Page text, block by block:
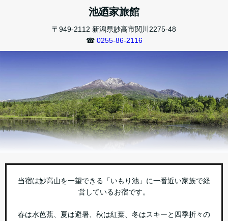
池廼家旅館
〒949-2112 新潟県妙高市関川2275-48
☎︎ 0255-86-2116
当宿は妙高山を一望できる「いもり池」に一番近い家族で経
営しているお宿です。
春は水芭蕉、夏は避暑、秋は紅葉、冬はスキーと四季折々の